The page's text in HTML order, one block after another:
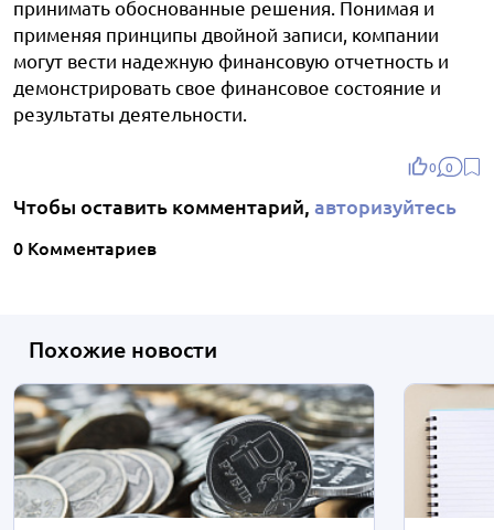
принимать обоснованные решения. Понимая и
применяя принципы двойной записи, компании
могут вести надежную финансовую отчетность и
демонстрировать свое финансовое состояние и
результаты деятельности.
0 0
Чтобы оставить комментарий, авторизуйтесь
0 Комментариев
Похожие новости